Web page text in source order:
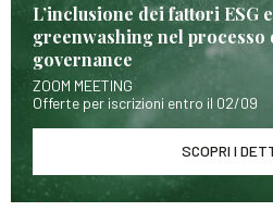
L’inclusione dei fattori ESG
greenwashing nel processo
governance
ZOOM MEETING
Offerte per iscrizioni entro il 02/09
SCOPRI I